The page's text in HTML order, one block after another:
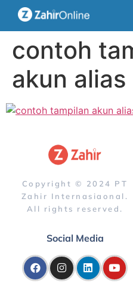
contoh
akun alias
Copyright © 2024 PT
Zahir Internasiaonal.
All rights reserved.
Social Media